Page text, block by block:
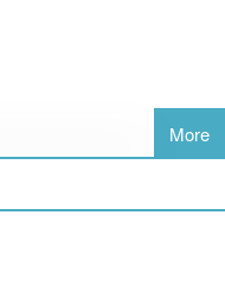
程，從中摸索克服心理
歷程，也側寫其他少女
樣性。整體節奏明快，
極富娛樂性的少女成長
More